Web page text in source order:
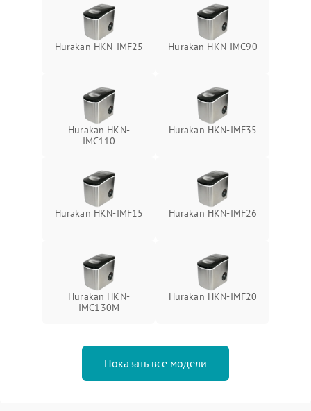
Hurakan HKN-IMF25 Hurakan HKN-IMC90
Hurakan HKN-
IMC110
Hurakan HKN-IMF35
Hurakan HKN-IMF15 Hurakan HKN-IMF26
Hurakan HKN-
IMC130M
Hurakan HKN-IMF20
Показать все модели